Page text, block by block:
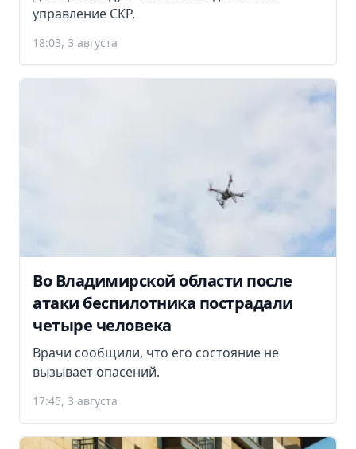
управление СКР.
18:03, 3 августа
Во Владимирской области после
атаки беспилотника пострадали
четыре человека
Врачи сообщили, что его состояние не
вызывает опасений.
17:45, 3 августа